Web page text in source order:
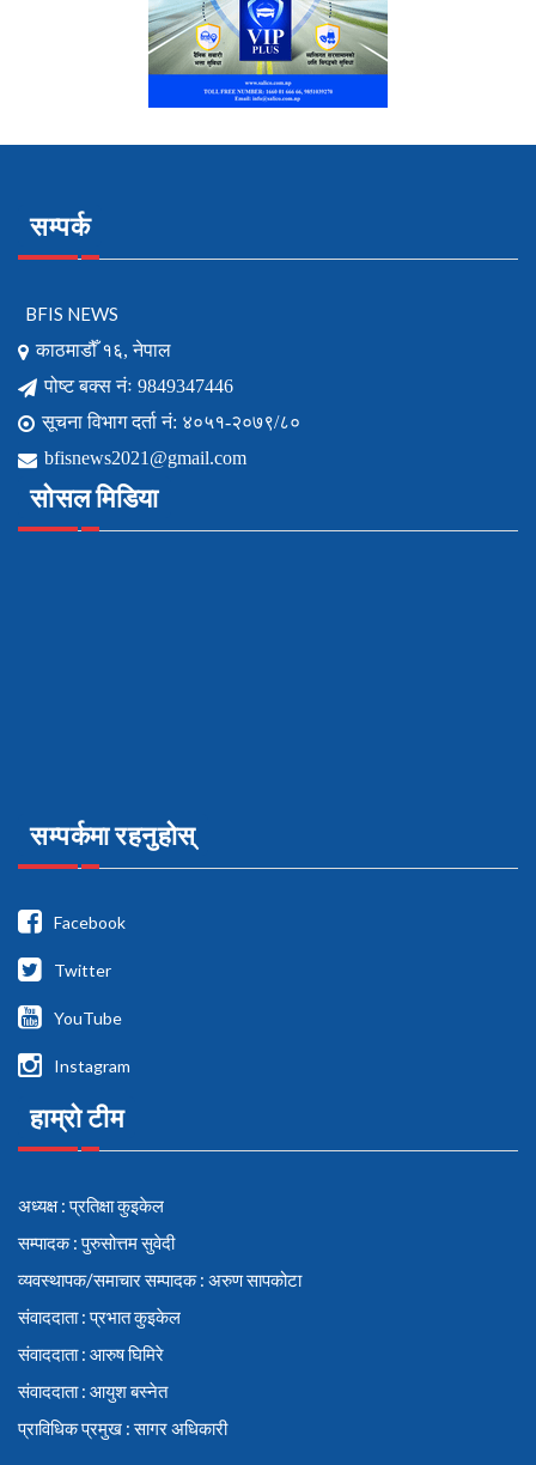
सम्पर्क
BFIS NEWS
काठमाडौँ १६, नेपाल
पोष्ट बक्स नंः 9849347446
सूचना विभाग दर्ता नं: ४०५१-२०७९/८०
bfisnews2021@gmail.com
सोसल मिडिया
सम्पर्कमा रहनुहोस्
Facebook
Twitter
YouTube
Instagram
हाम्रो टीम
अध्यक्ष : प्रतिक्षा कुइकेल
सम्पादक : पुरुसोत्तम सुवेदी
व्यवस्थापक/समाचार सम्पादक : अरुण सापकोटा
संवाददाता : प्रभात कुइकेल
संवाददाता : आरुष घिमिरे
संवाददाता : आयुश बस्नेत
प्राविधिक प्रमुख : सागर अधिकारी